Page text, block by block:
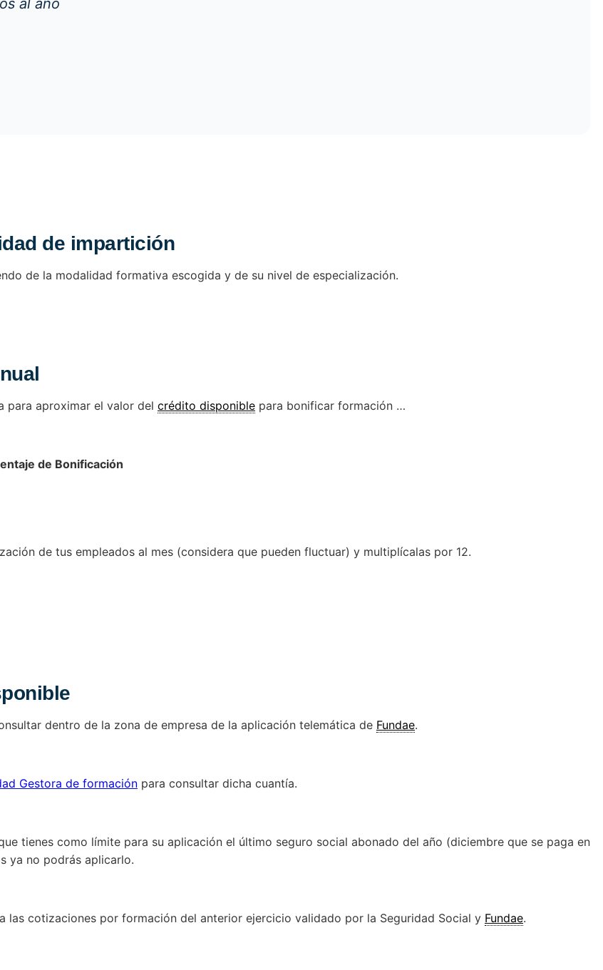
año
de impartición
de la modalidad formativa escogida y de su nivel de especialización.
para aproximar el valor del crédito disponible para bonificar formación …
de Bonificación
de tus empleados al mes (considera que pueden fluctuar) y multiplícalas por 12.
dentro de la zona de empresa de la aplicación telemática de Fundae.
Gestora de formación para consultar dicha cuantía.
tienes como límite para su aplicación el último seguro social abonado del año (diciembre que se paga en
ya no podrás aplicarlo.
las cotizaciones por formación del anterior ejercicio validado por la Seguridad Social y Fundae.